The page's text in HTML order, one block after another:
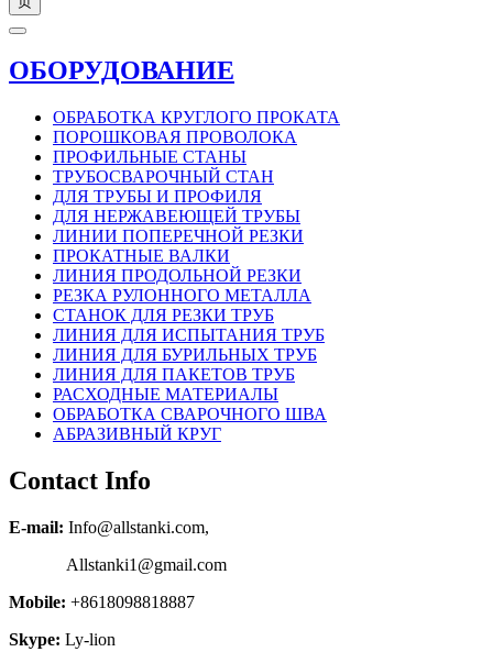
ОБОРУДОВАНИЕ
ОБРАБОТКА КРУГЛОГО ПРОКАТА
ПОРОШКОВАЯ ПРОВОЛОКА
ПРОФИЛЬНЫЕ СТАНЫ
ТРУБОСВАРОЧНЫЙ СТАН
ДЛЯ ТРУБЫ И ПРОФИЛЯ
ДЛЯ НЕРЖАВЕЮЩЕЙ ТРУБЫ
ЛИНИИ ПОПЕРЕЧНОЙ РЕЗКИ
ПРОКАТНЫЕ ВАЛКИ
ЛИНИЯ ПРОДОЛЬНОЙ РЕЗКИ
РЕЗКА РУЛОННОГО МЕТАЛЛА
СТАНОК ДЛЯ РЕЗКИ ТРУБ
ЛИНИЯ ДЛЯ ИСПЫТАНИЯ ТРУБ
ЛИНИЯ ДЛЯ БУРИЛЬНЫХ ТРУБ
ЛИНИЯ ДЛЯ ПАКЕТОВ ТРУБ
РАСХОДНЫЕ МАТЕРИАЛЫ
OБРАБОТКА СВАРОЧНОГО ШВА
АБРАЗИВНЫЙ КРУГ
Contact Info
E-mail: Info@allstanki.com,
Allstanki1@gmail.com
Mobile: +8618098818887
Skype: Ly-lion